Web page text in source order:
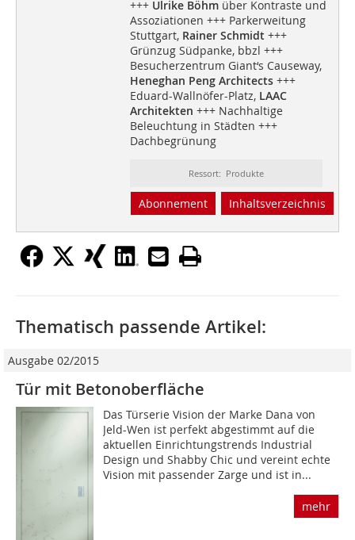
+++Ulrike Böhmüber Kontraste und
Assoziationen +++ Parkerweitung
Stuttgart, Rainer Schmidt +++
Grünzug Südpanke, bbzl +++
Besucherzentrum Giant‘s Causeway,
Heneghan Peng Architects+++
Eduard-Wallnöfer-Platz,LAAC
Architekten +++ Nachhaltige
Beleuchtung in Städten +++
Dachbegrünung
Ressort: Produkte
Abonnement Inhaltsverzeichnis
Thematisch passende Artikel:
Ausgabe 02/2015
Tür mit Betonoberfläche
Das Türserie Vision der Marke Dana von
Jeld-Wen ist perfekt abgestimmt auf die
aktuellen Einrichtungstrends Industrial
Design und Shabby Chic und vereint echte
Vision mit passender Zarge und ist in...
mehr